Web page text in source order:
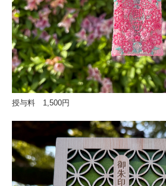
授与料 1,500円